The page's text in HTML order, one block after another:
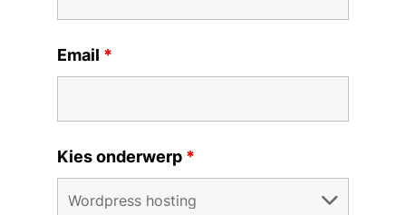
Email *
Kies onderwerp *